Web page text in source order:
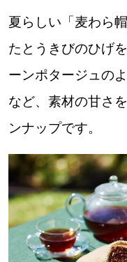
情報提供・お問い合わせ
プライ
夏らしい「麦わら
たとうきびのひげ
ーンポタージュの
など、素材の甘さ
ンナップです。